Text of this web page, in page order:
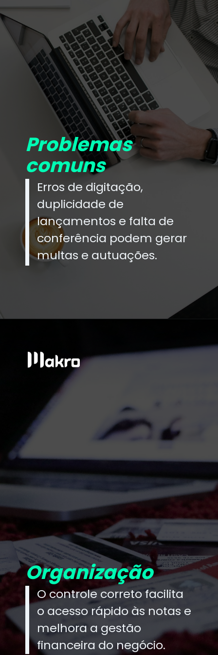
Problemas
comuns
Erros de digitação,
duplicidade de
lançamentos e falta de
conferência podem gerar
multas e autuações.
Organização
O controle correto facilita
o acesso rápido às notas e
melhora a gestão
financeira do negócio.